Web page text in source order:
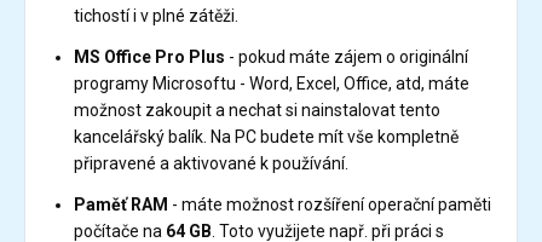
tichostí i v plné zátěži.
MS Office Pro Plus - pokud máte zájem o originální
programy Microsoftu - Word, Excel, Office, atd, máte
možnost zakoupit a nechat si nainstalovat tento
kancelářský balík. Na PC budete mít vše kompletně
připravené a aktivované k používání.
Paměť RAM - máte možnost rozšíření operační paměti
počítače na 64 GB . Toto využijete např. při práci s